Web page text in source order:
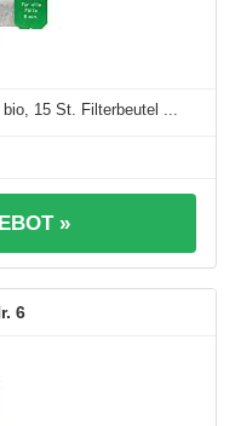
15 St. Filterbeutel ...
»
6